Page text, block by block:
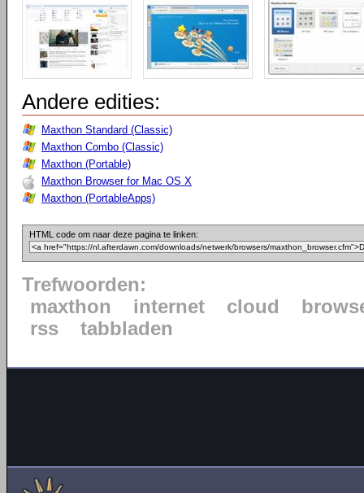
Andere edities:
Maxthon Standard (Classic)
Maxthon Combo (Classic)
Maxthon (Portable)
Maxthon Browser for Mac OS X
Maxthon (PortableApps)
HTML code om naar deze pagina te linken:
Trefwoorden:
maxthon
internet cloud
rss
tabbladen